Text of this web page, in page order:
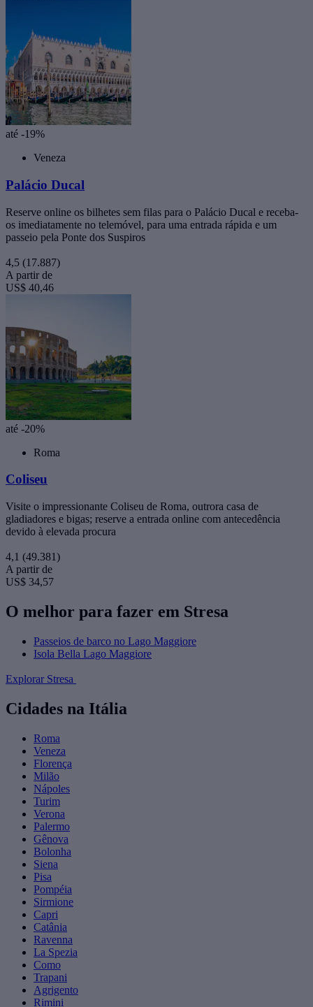
até -19%
Veneza
Palácio Ducal
Reserve online os bilhetes sem filas para o Palácio Ducal e receba-
os imediatamente no telemóvel, para uma entrada rápida e um
passeio pela Ponte dos Suspiros
4,5 (17.887)
A partir de
US$ 40,46
até -20%
Roma
Coliseu
Visite o impressionante Coliseu de Roma, outrora casa de
gladiadores e bigas; reserve a entrada online com antecedência
devido à elevada procura
4,1 (49.381)
A partir de
US$ 34,57
O melhor para fazer em Stresa
Passeios de barco no Lago Maggiore
Isola Bella Lago Maggiore
Explorar Stresa
Cidades na Itália
Roma
Veneza
Florença
Milão
Nápoles
Turim
Verona
Palermo
Gênova
Bolonha
Siena
Pisa
Pompéia
Sirmione
Capri
Catânia
Ravenna
La Spezia
Como
Trapani
Agrigento
Rimini